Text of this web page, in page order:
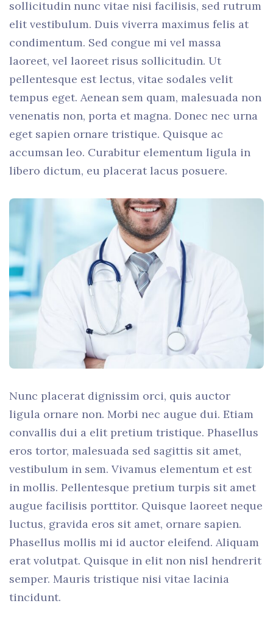
sollicitudin nunc vitae nisi facilisis, sed rutrum
elit vestibulum. Duis viverra maximus felis at
condimentum. Sed congue mi vel massa
laoreet, vel laoreet risus sollicitudin. Ut
pellentesque est lectus, vitae sodales velit
tempus eget. Aenean sem quam, malesuada non
venenatis non, porta et magna. Donec nec urna
eget sapien ornare tristique. Quisque ac
accumsan leo. Curabitur elementum ligula in
libero dictum, eu placerat lacus posuere.
Nunc placerat dignissim orci, quis auctor
ligula ornare non. Morbi nec augue dui. Etiam
convallis dui a elit pretium tristique. Phasellus
eros tortor, malesuada sed sagittis sit amet,
vestibulum in sem. Vivamus elementum et est
in mollis. Pellentesque pretium turpis sit amet
augue facilisis porttitor. Quisque laoreet neque
luctus, gravida eros sit amet, ornare sapien.
Phasellus mollis mi id auctor eleifend. Aliquam
erat volutpat. Quisque in elit non nisl hendrerit
semper. Mauris tristique nisi vitae lacinia
tincidunt.